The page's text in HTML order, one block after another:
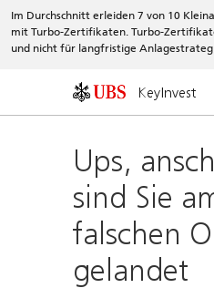
Im Durchschnitt erleiden 7 von 10
mit Turbo-Zertifikaten. Turbo-
und nicht für langfristige
KeyInvest
Ups,
sind Sie
falschen
gelandet